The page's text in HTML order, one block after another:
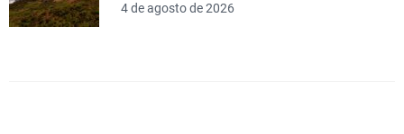
4 de agosto de 2026